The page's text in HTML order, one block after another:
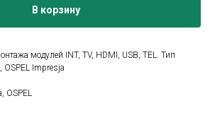
В корзину
модулей INT, TV, HDMI, USB, TEL. Тип
OSPEL Impresja
OSPEL